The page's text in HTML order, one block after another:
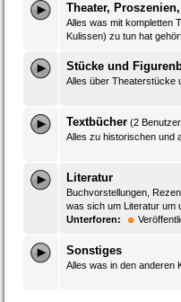
Theater,
Alles was mit kompletten
Kulissen) zu tun hat
Stücke und
Alles über Theaterstücke
Textbücher (2
Alles zu historischen und
Literatur
Buchvorstellungen,
was sich um Literatur um
Unterforen:
Sonstiges
Alles was in den anderen